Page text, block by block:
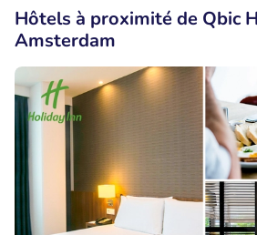
Hôtels à proximité de Qbic
Amsterdam